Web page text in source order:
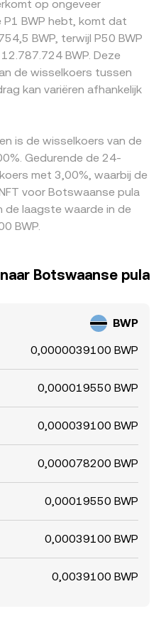
voor extra
of opties op NFT
en expiraties prijsdruk
door grote wallets,
Ethereum, Tron of
beschikbare aanbod op
de kortetermijnbeweging
het invariant: x × y = k,
zijn en de momentane prijs
swaps verschuiven die
teweeg. Voor eenvoudige
= NFT‑aantal ×
NFT‑aantal = BWP‑waarde
afrondingsverschillen
en
eveneens premies of
wanneer toegang tot
fiat‑rails verschilt tussen
de instroom van
Daarnaast wordt de
via een USDT‑basis: als
BWP verhandelt, voedt
BWP‑niveau. Arbitrage
kracht door NFT
te verkopen waar het
zoals opnametijden,
en tijdelijke liquiditeitskrapte
waardoor
op ongeveer
P1 BWP hebt, komt dat
BWP, terwijl P50 BWP
BWP. Deze
de wisselkoers tussen
kan variëren afhankelijk
is de wisselkoers van de
Gedurende de 24-
met 3,00%, waarbij de
voor Botswaanse pula
laagste waarde in de
BWP.
Botswaanse pula
BWP
0,0000039100 BWP
0,000019550 BWP
0,000039100 BWP
0,000078200 BWP
0,00019550 BWP
0,00039100 BWP
0,0039100 BWP